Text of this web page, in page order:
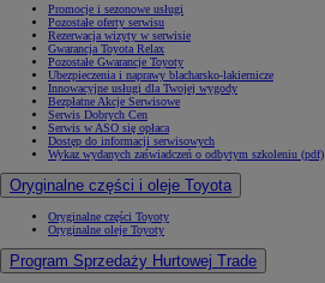
Promocje i sezonowe usługi
Pozostałe oferty serwisu
Rezerwacja wizyty w serwisie
Gwarancja Toyota Relax
Pozostałe Gwarancje Toyoty
Ubezpieczenia i naprawy blacharsko-lakiernicze
Innowacyjne usługi dla Twojej wygody
Bezpłatne Akcje Serwisowe
Serwis Dobrych Cen
Serwis w ASO się opłaca
Dostęp do informacji serwisowych
Wykaz wydanych zaświadczeń o odbytym szkoleniu (pdf)
Oryginalne części i oleje Toyota
Oryginalne części Toyoty
Oryginalne oleje Toyoty
Program Sprzedaży Hurtowej Trade